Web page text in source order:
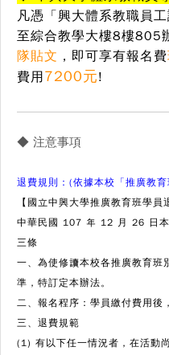
凡憑「興大體系教職員
至綜合教學大樓8樓805
隊貼文 ， 即可享有報名費
費用7200元!
◆ 注意事項
退費規則：(依據本校「推廣教
【國立中興大學推廣教育班學員
中華民國 107 年 12 月 26 日
三條
一、為使修讀本校各推廣教育班
準，特訂定本辦法。
二、報名程序：學員繳付費用後
三、退費規範
(1) 有以下任一情況者，在活動